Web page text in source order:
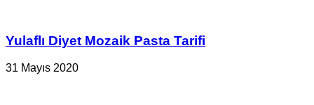
Yulaflı Diyet Mozaik Pasta Tarifi
31 Mayıs 2020